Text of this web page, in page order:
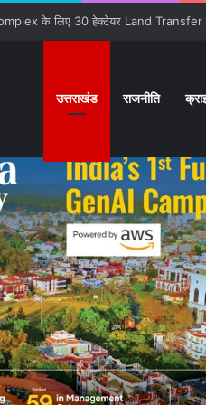
से कराया वाकिफ:32 देशों के Students
उत्तराखंड राजनीति